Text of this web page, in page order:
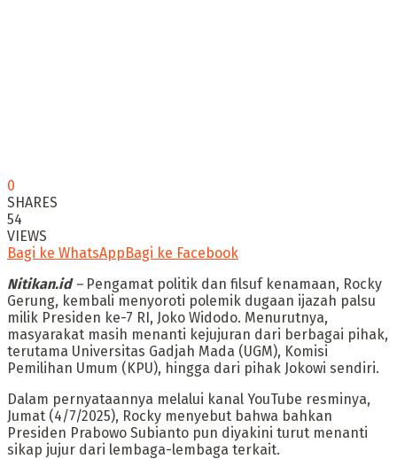
0
SHARES
54
VIEWS
Bagi ke WhatsAppBagi ke Facebook
Nitikan.id–Pengamat politik dan filsuf kenamaan, Rocky
Gerung, kembali menyoroti polemik dugaan ijazah palsu
milik Presiden ke-7 RI, Joko Widodo. Menurutnya,
masyarakat masih menanti kejujuran dari berbagai pihak,
terutama Universitas Gadjah Mada (UGM), Komisi
Pemilihan Umum (KPU), hingga dari pihak Jokowi sendiri.
Dalam pernyataannya melalui kanal YouTube resminya,
Jumat (4/7/2025), Rocky menyebut bahwa bahkan
Presiden Prabowo Subianto pun diyakini turut menanti
sikap jujur dari lembaga-lembaga terkait.